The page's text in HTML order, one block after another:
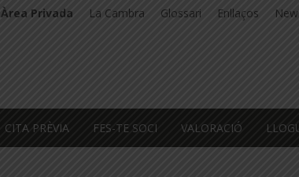
Àrea Privada La Cambra Glossari Enllaços
CITA PRÈVIA FES-TE SOCI VALORACIÓ